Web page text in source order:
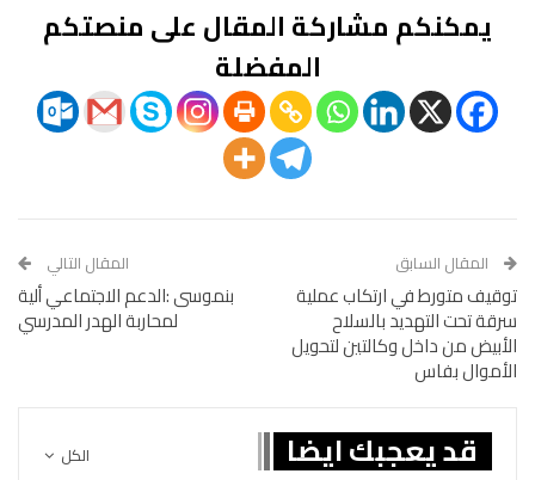
يمكنكم مشاركة المقال على منصتكم
المفضلة
المقال السابق
توقيف متورط في ارتكاب عملية
سرقة تحت التهديد بالسلاح
الأبيض من داخل وكالتين لتحويل
الأموال بفاس
المقال التالي
بنموسى :الدعم الاجتماعي ألية
لمحاربة الهدر المدرسي
الكل قد يعجبك ايضا